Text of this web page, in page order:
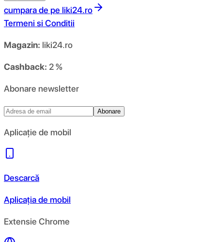
cumpara de pe liki24.ro
Termeni si Conditii
Magazin: liki24.ro
Cashback: 2 %
Abonare newsletter
Abonare
Aplicație de mobil
Descarcă
Aplicația de mobil
Extensie Chrome